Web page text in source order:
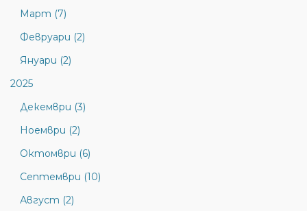
Март (7)
Февруари (2)
Януари (2)
2025
Декември (3)
Ноември (2)
Октомври (6)
Септември (10)
Август (2)